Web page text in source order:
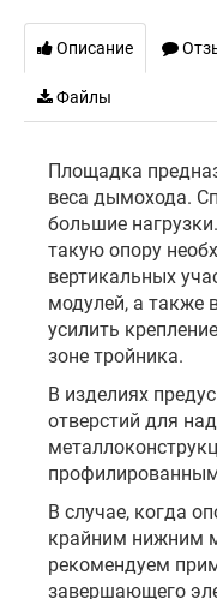
Описание
Файлы
Площадка
веса дымохода.
большие
такую опору
вертикальных
модулей, а также
усилить
зоне тройника.
В изделиях
отверстий для
В случае, когда
крайним нижним
рекомендуем
завершающего